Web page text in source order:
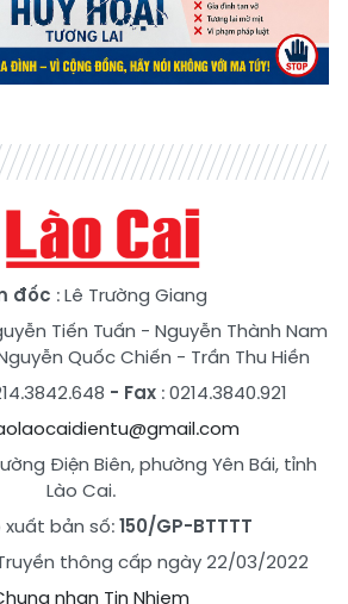
đốc : Lê Trường Giang
Tiến Tuấn - Nguyễn Thành Nam
Quốc Chiến - Trần Thu Hiền
- Fax : 0214.3840.921
Điện Biên, phường Yên Bái, tỉnh
Lào Cai.
xuất bản số:150/GP-BTTTT
thông cấp ngày 22/03/2022